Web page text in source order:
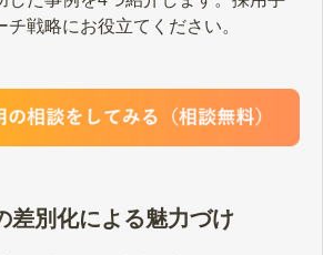
戦略にお役立てください。
別化による魅力づけ